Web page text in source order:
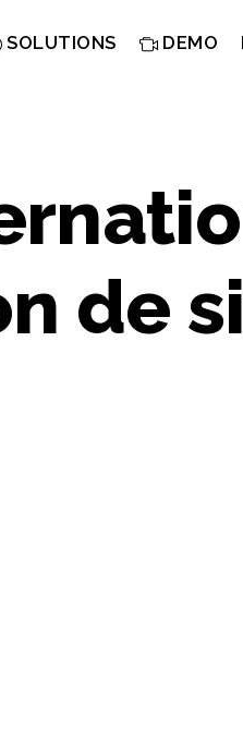
SOLUTIONS DEMO
de